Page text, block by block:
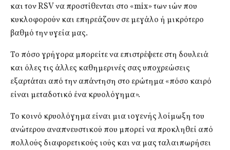
και τον RSV να προστίθενται στο «mix» των ιών που
κυκλοφορούν και επηρεάζουν σε μεγάλο ή μικρότερο
βαθμό την υγεία μας.
Το πόσο γρήγορα μπορείτε να επιστρέψετε στη δουλειά
και όλες τις άλλες καθημερινές σας υποχρεώσεις
εξαρτάται από την απάντηση στο ερώτημα «πόσο καιρό
είναι μεταδοτικό ένα κρυολόγημα».
Το κοινό κρυολόγημα είναι μια ιογενής λοίμωξη του
ανώτερου αναπνευστικού που μπορεί να προκληθεί από
πολλούς διαφορετικούς ιούς και να μας ταλαιπωρήσει